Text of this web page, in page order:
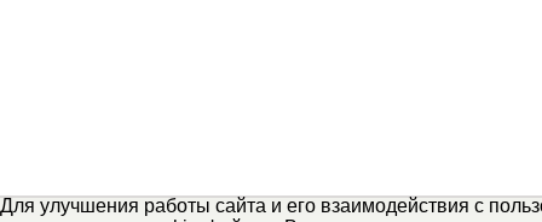
Для улучшения работы сайта и его взаимодействия с